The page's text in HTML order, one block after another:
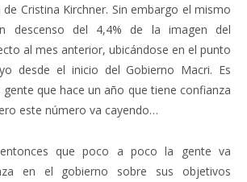
Cristina Kirchner. Sin embargo el mismo
descenso del 4,4% de la imagen del
al mes anterior, ubicándose en el punto
desde el inicio del Gobierno Macri. Es
que hace un año que tiene confianza
este número va cayendo…
entonces que poco a poco la gente va
en el gobierno sobre sus objetivos